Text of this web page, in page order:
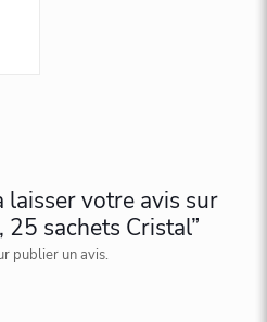
laisser votre avis sur
25 sachets Cristal”
publier un avis.